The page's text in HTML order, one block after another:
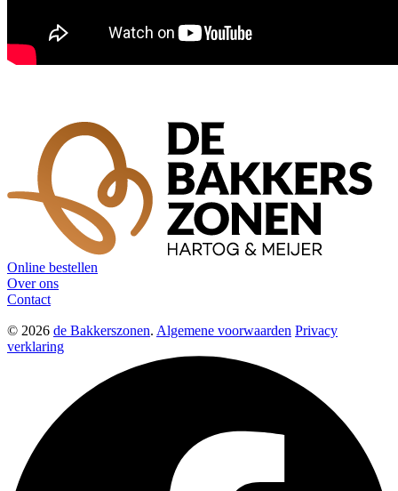
Online bestellen
Over ons
Contact
© 2026 de Bakkerszonen. Algemene voorwaarden Privacy
verklaring